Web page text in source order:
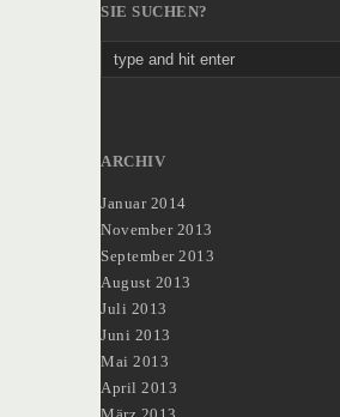
SIE SUCHEN?
ARCHIV
Januar 2014
November 2013
September 2013
August 2013
Juli 2013
Juni 2013
Mai 2013
April 2013